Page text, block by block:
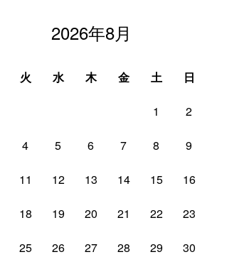
2026年8月
火 水 木 金 土 日
1 2
4 5 6 7 8 9
11 12 13 14 15 16
18 19 20 21 22 23
25 26 27 28 29 30